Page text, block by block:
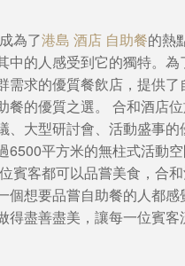
為了港島 酒店 自助餐的熱
中的人感受到它的獨特。
需求的優質餐飲店，提供
餐的優質之選。 合和酒店
、大型研討會、活動盛事
6500平方米的無柱式活動
賓客都可以品嘗美食，合
個想要品嘗自助餐的人都
得盡善盡美，讓每一位賓